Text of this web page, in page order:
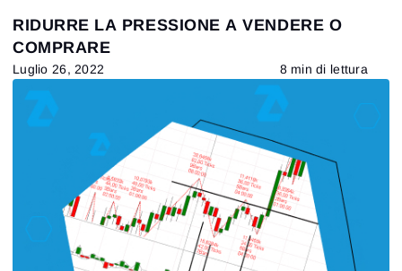
RIDURRE LA PRESSIONE A VENDERE O
COMPRARE
Luglio 26, 2022 8 min di lettura